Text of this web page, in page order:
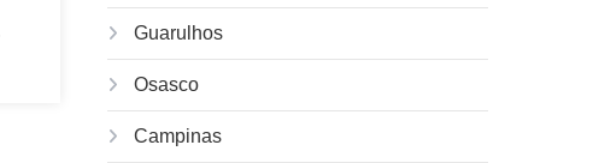
Guarulhos
Osasco
Campinas